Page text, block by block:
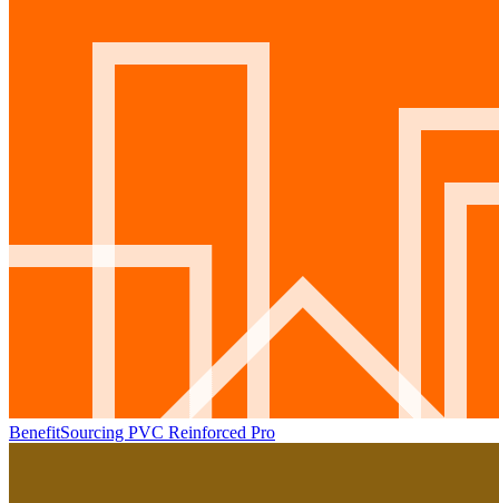
BenefitSourcing PVC Reinforced Pro